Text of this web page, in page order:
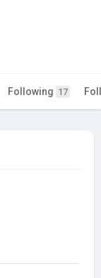
Following 17